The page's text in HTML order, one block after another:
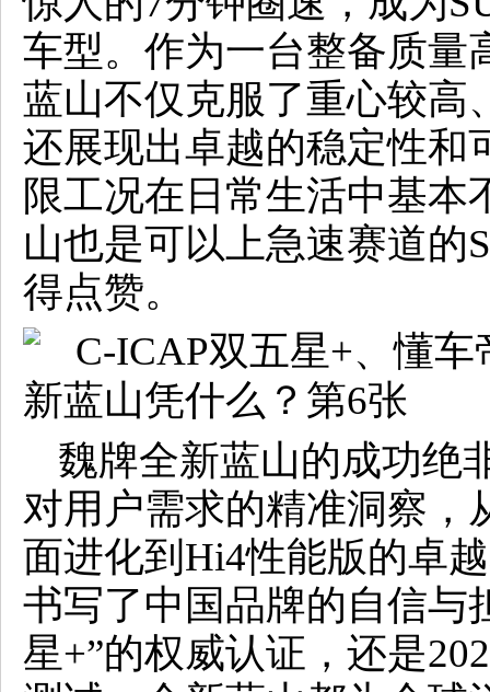
车型。作为一台整备质量
蓝山不仅克服了重心较高
还展现出卓越的稳定性和
限工况在日常生活中基本
山也是可以上急速赛道的
得点赞。
魏牌全新蓝山的成功绝
对用户需求的精准洞察，
面进化到Hi4性能版的卓
书写了中国品牌的自信与
星+”的权威认证，还是